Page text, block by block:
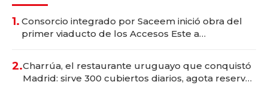
1. Consorcio integrado por Saceem inició obra del
primer viaducto de los Accesos Este a
2.Charrúa, el restaurante uruguayo que conquistó
Madrid: sirve 300 cubiertos diarios, agota reservas